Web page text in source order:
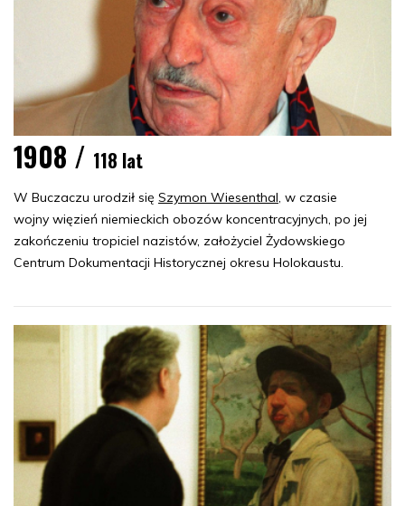
1908 / 118 lat
W Buczaczu urodził się Szymon Wiesenthal, w czasie
wojny więzień niemieckich obozów koncentracyjnych, po jej
zakończeniu tropiciel nazistów, założyciel Żydowskiego
Centrum Dokumentacji Historycznej okresu Holokaustu.